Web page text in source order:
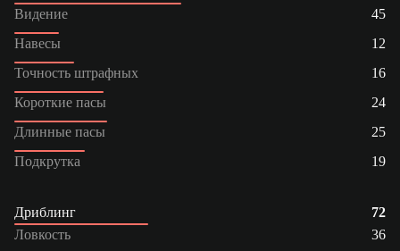
Видение
45
Навесы
12
Точность штрафных
16
Короткие пасы
24
Длинные пасы
25
Подкрутка
19
Дриблинг
72
Ловкость
36